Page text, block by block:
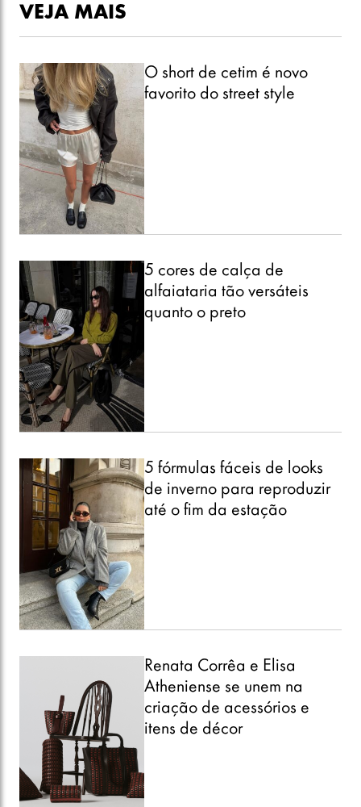
VEJA MAIS
O short de cetim é novo
favorito do street style
5 cores de calça de
alfaiataria tão versáteis
quanto o preto
5 fórmulas fáceis de looks
de inverno para reproduzir
até o fim da estação
Renata Corrêa e Elisa
Atheniense se unem na
criação de acessórios e
itens de décor